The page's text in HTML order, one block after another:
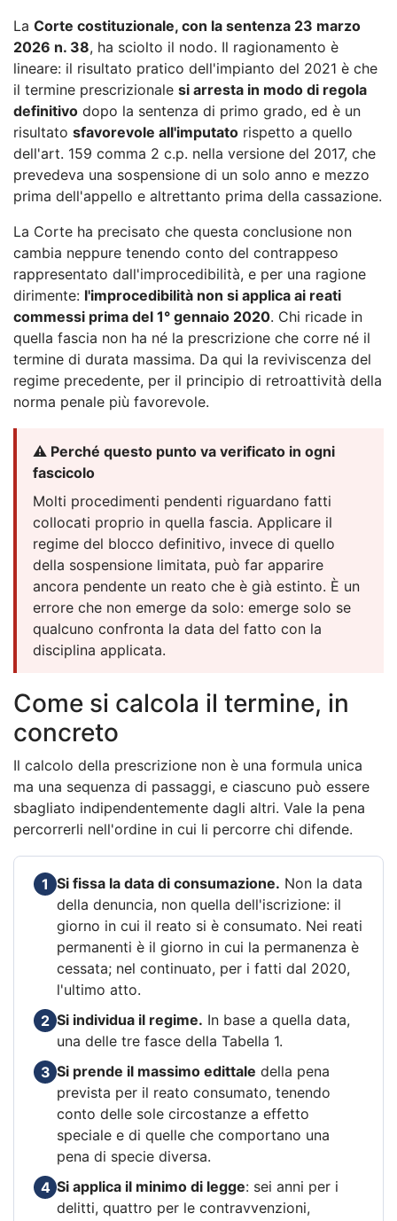
La Corte costituzionale, con la sentenza 23 marzo
2026 n. 38, ha sciolto il nodo. Il ragionamento è
lineare: il risultato pratico dell'impianto del 2021 è che
il termine prescrizionale si arresta in modo di regola
definitivo dopo la sentenza di primo grado, ed è un
risultato sfavorevole all'imputato rispetto a quello
dell'art. 159 comma 2 c.p. nella versione del 2017, che
prevedeva una sospensione di un solo anno e mezzo
prima dell'appello e altrettanto prima della cassazione.
La Corte ha precisato che questa conclusione non
cambia neppure tenendo conto del contrappeso
rappresentato dall'improcedibilità, e per una ragione
dirimente: l'improcedibilità non si applica ai reati
commessi prima del 1° gennaio 2020. Chi ricade in
quella fascia non ha né la prescrizione che corre né il
termine di durata massima. Da qui la reviviscenza del
regime precedente, per il principio di retroattività della
norma penale più favorevole.
⚠️ Perché questo punto va verificato in ogni
fascicolo
Molti procedimenti pendenti riguardano fatti
collocati proprio in quella fascia. Applicare il
regime del blocco definitivo, invece di quello
della sospensione limitata, può far apparire
ancora pendente un reato che è già estinto. È un
errore che non emerge da solo: emerge solo se
qualcuno confronta la data del fatto con la
disciplina applicata.
Come si calcola il termine, in
concreto
Il calcolo della prescrizione non è una formula unica
ma una sequenza di passaggi, e ciascuno può essere
sbagliato indipendentemente dagli altri. Vale la pena
percorrerli nell'ordine in cui li percorre chi difende.
1 Si fissa la data di consumazione. Non la data
della denuncia, non quella dell'iscrizione: il
giorno in cui il reato si è consumato. Nei reati
permanenti è il giorno in cui la permanenza è
cessata; nel continuato, per i fatti dal 2020,
l'ultimo atto.
2 Si individua il regime. In base a quella data,
una delle tre fasce della Tabella 1.
3 Si prende il massimo edittale della pena
prevista per il reato consumato, tenendo
conto delle sole circostanze a effetto
speciale e di quelle che comportano una
pena di specie diversa.
4 Si applica il minimo di legge: sei anni per i
delitti, quattro per le contravvenzioni,